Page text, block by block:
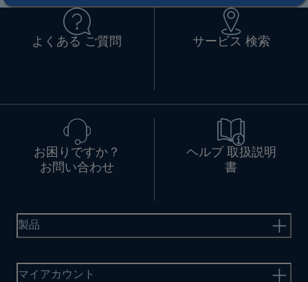
よくある ご質問 サービス 検索
お困りですか？
お問い合わせ
ヘルプ 取扱説明
書
製品
マイアカウント